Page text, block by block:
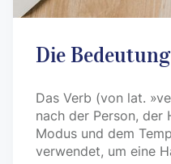
Die
Das Verb (von lat.
nach der Person, der
Mo­dus und dem
ver­wen­det, um eine